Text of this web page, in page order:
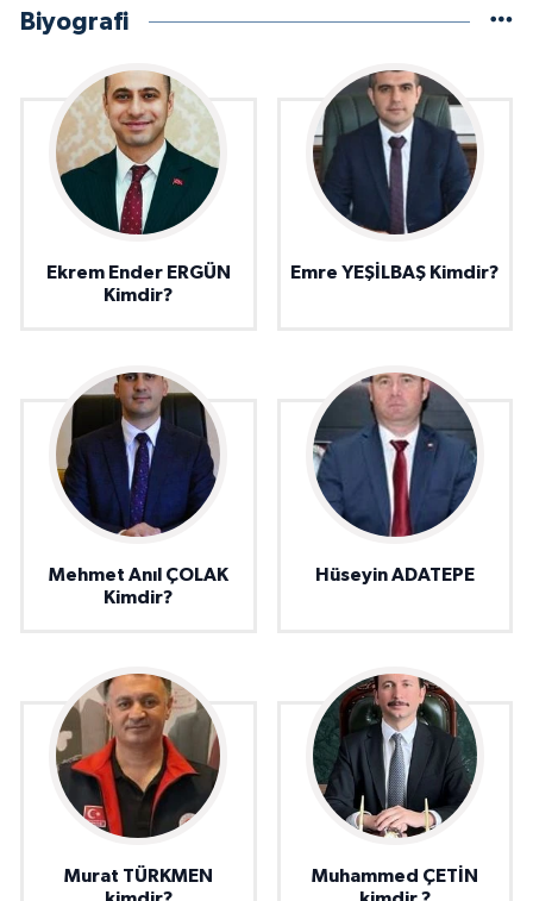
Biyografi
Ekrem Ender ERGÜN
Kimdir?
Emre YEŞİLBAŞ Kimdir?
Mehmet Anıl ÇOLAK
Kimdir?
Hüseyin ADATEPE
Murat TÜRKMEN
Muhammed ÇETİN